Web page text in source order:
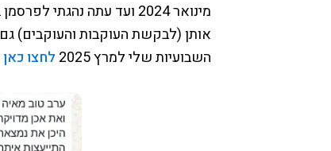
מינואר 2024 ועד עתה
אותן (לבקשת העוקבות והעוקבים)
השבועיות שלי למרץ 2025
לחצו כאן